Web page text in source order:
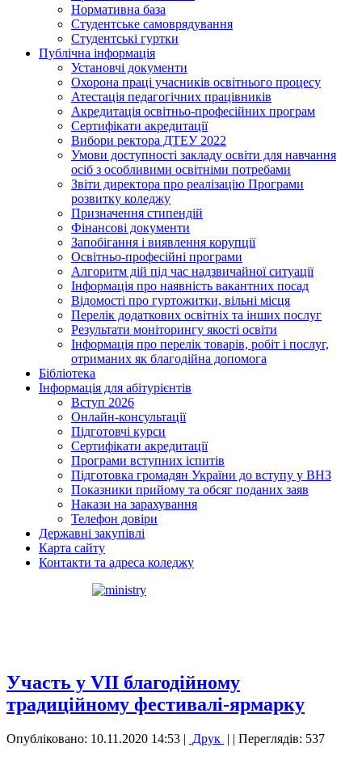
Нормативна база
Студентське самоврядування
Студентські гуртки
Публічна інформація
Установчі документи
Охорона праці учасників освітнього процесу
Атестація педагогічних працівників
Акредитація освітньо-професійних програм
Сертифікати акредитації
Вибори ректора ДТЕУ 2022
Умови доступності закладу освіти для навчання
осіб з особливими освітніми потребами
Звіти директора про реалізацію Програми
розвитку коледжу
Призначення стипендій
Фінансові документи
Запобігання і виявлення корупції
Освітньо-професійні програми
Алгоритм дій під час надзвичайної ситуації
Інформація про наявність вакантних посад
Відомості про гуртожитки, вільні місця
Перелік додаткових освітніх та інших послуг
Результати моніторингу якості освіти
Інформація про перелік товарів, робіт і послуг,
отриманих як благодійна допомога
Бібліотека
Інформація для абітурієнтів
Вступ 2026
Онлайн-консультації
Підготовчі курси
Сертифікати акредитації
Програми вступних іспитів
Підготовка громадян України до вступу у ВНЗ
Показники прийому та обсяг поданих заяв
Накази на зарахування
Телефон довіри
Державні закупівлі
Карта сайту
Контакти та адреса коледжу
Участь у VII благодійному
традиційному фестивалі-ярмарку
Опубліковано: 10.11.2020 14:53 | Друк | | Переглядів: 537